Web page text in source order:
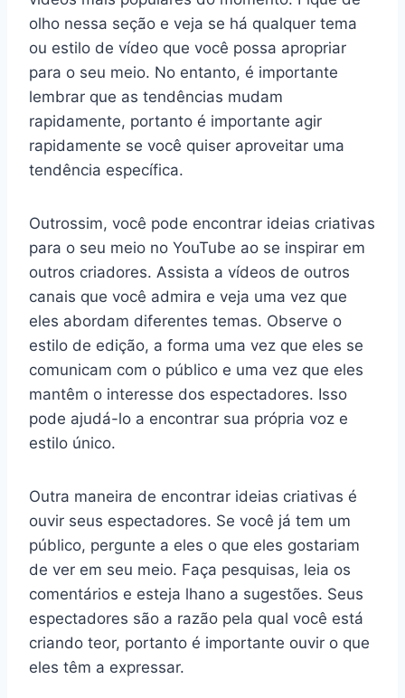
olho nessa seção e veja se há qualquer tema
ou estilo de vídeo que você possa apropriar
para o seu meio. No entanto, é importante
lembrar que as tendências mudam
rapidamente, portanto é importante agir
rapidamente se você quiser aproveitar uma
tendência específica.
Outrossim, você pode encontrar ideias criativas
para o seu meio no YouTube ao se inspirar em
outros criadores. Assista a vídeos de outros
canais que você admira e veja uma vez que
eles abordam diferentes temas. Observe o
estilo de edição, a forma uma vez que eles se
comunicam com o público e uma vez que eles
mantêm o interesse dos espectadores. Isso
pode ajudá-lo a encontrar sua própria voz e
estilo único.
Outra maneira de encontrar ideias criativas é
ouvir seus espectadores. Se você já tem um
público, pergunte a eles o que eles gostariam
de ver em seu meio. Faça pesquisas, leia os
comentários e esteja lhano a sugestões. Seus
espectadores são a razão pela qual você está
criando teor, portanto é importante ouvir o que
eles têm a expressar.